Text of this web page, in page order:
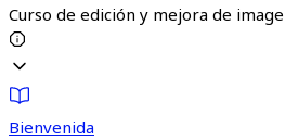
Curso de edición y mejora de
Bienvenida